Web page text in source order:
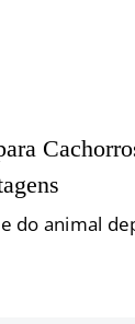
animal